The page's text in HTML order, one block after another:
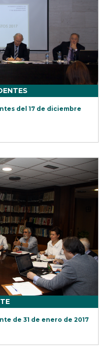
del 17 de diciembre
de 31 de enero de 2017